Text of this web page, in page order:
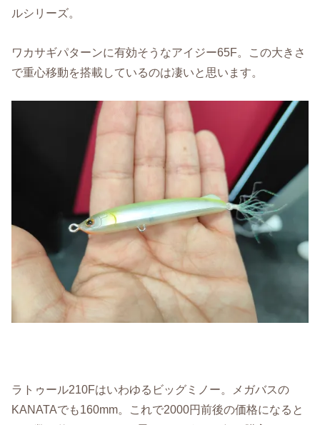
ルシリーズ。
ワカサギパターンに有効そうなアイジー65F。この大きさ
で重心移動を搭載しているのは凄いと思います。
ラトゥール210Fはいわゆるビッグミノー。メガバスの
KANATAでも160mm。これで2000円前後の価格になると